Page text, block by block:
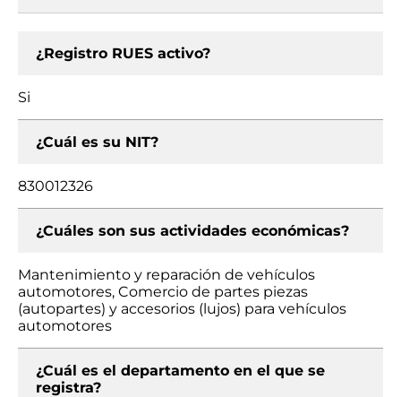
¿Registro RUES activo?
Si
¿Cuál es su NIT?
830012326
¿Cuáles son sus actividades económicas?
Mantenimiento y reparación de vehículos
automotores, Comercio de partes piezas
(autopartes) y accesorios (lujos) para vehículos
automotores
¿Cuál es el departamento en el que se
registra?